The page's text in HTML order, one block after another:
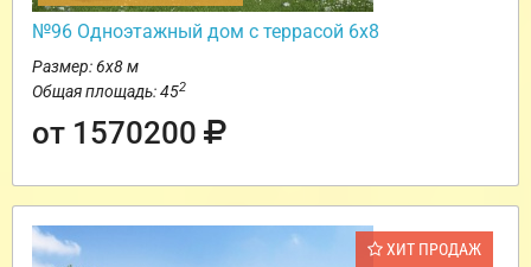
№96 Одноэтажный дом с террасой 6х8
Размер: 6х8 м
Общая площадь: 452
от 1570200
ХИТ ПРОДАЖ